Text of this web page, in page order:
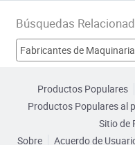
Búsquedas
Fabricantes de
Fabricantes de
Productos Populares
Productos Populares al
Sitio de
Sobre
Acuerdo de